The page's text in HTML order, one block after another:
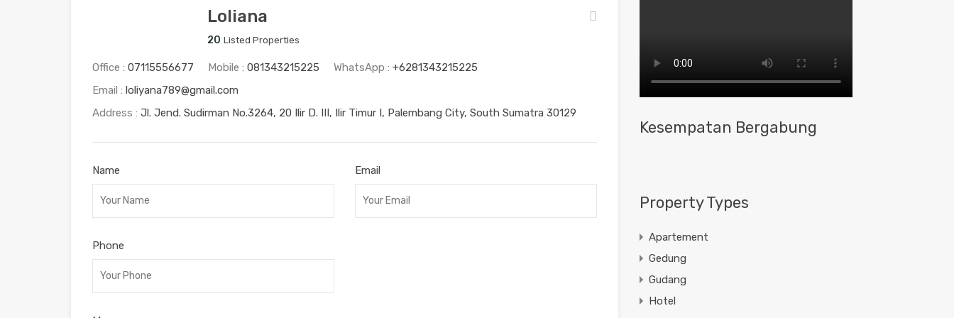
Loliana
20 Listed Properties
Office : 07115556677 Mobile : 081343215225 WhatsApp : +6281343215225
Email : loliyana789@gmail.com
Address : Jl. Jend. Sudirman No.3264, 20 Ilir D. III, Ilir Timur I, Palembang City, South Sumatra 30129
Name Email
Phone
Kesempatan Bergabung
Property Types
Apartement
Gedung
Gudang
Hotel